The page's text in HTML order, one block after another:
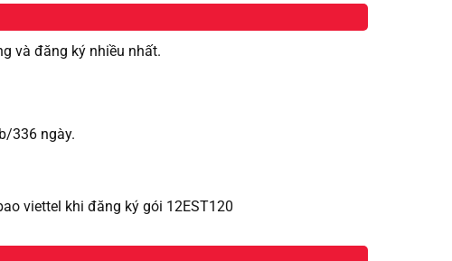
và đăng ký nhiều nhất.
336 ngày.
viettel khi đăng ký gói 12EST120